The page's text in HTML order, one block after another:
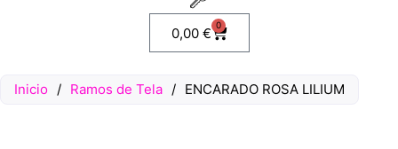
0,00 € 0
Inicio / Ramos de Tela / ENCARADO ROSA LILIUM